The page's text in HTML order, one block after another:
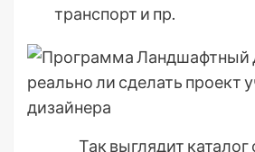
транспорт и пр.
Так выглядит каталог